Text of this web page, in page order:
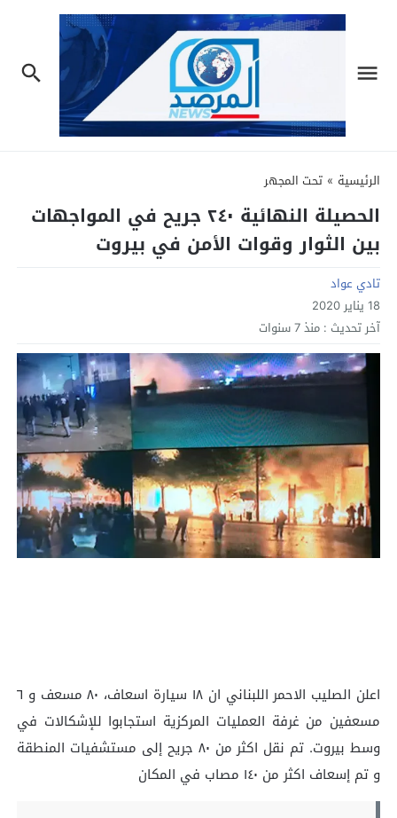
الرئيسية » تحت المجهر
الحصيلة النهائية ٢٤٠ جريح في المواجهات
بين الثوار وقوات الأمن في بيروت
تادي عواد
18 يناير 2020
آخر تحديث : منذ 7 سنوات
اعلن الصليب الاحمر اللبناني ان ‏١٨ سيارة اسعاف، ٨٠ مسعف و ٦
مسعفين من غرفة العمليات المركزية استجابوا للإشكالات في
وسط بيروت. تم نقل اكثر من ٨٠ جريح إلى مستشفيات المنطقة
و تم إسعاف اكثر من ١٤٠ مصاب في المكان